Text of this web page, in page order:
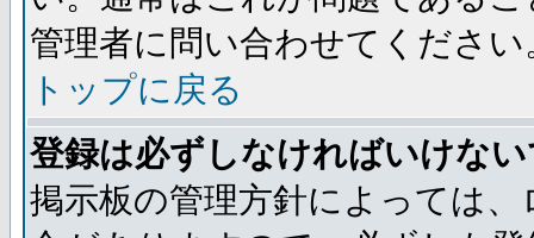
管理者に問い合わせてください
トップに戻る
登録は必ずしなければいけな
掲示板の管理方針によっては